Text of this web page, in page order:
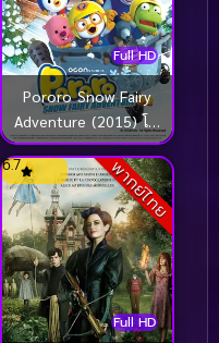
Full HD
Pororo Snow Fairy
Adventure (2015) โพ
โรโระ เดอะมูวี่ ภาค
มหัศจรรย์ดินแดนหิมะ
พากย์ไทย
Full HD
6.7